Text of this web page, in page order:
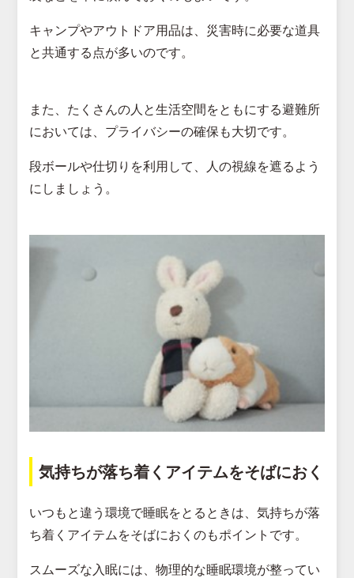
キャンプやアウトドア用品は、災害時に必要な道具
と共通する点が多いのです。
また、たくさんの人と生活空間をともにする避難所
においては、プライバシーの確保も大切です。
段ボールや仕切りを利用して、人の視線を遮るよう
にしましょう。
気持ちが落ち着くアイテムをそばにおく
いつもと違う環境で睡眠をとるときは、気持ちが落
ち着くアイテムをそばにおくのもポイントです。
スムーズな入眠には、物理的な睡眠環境が整ってい